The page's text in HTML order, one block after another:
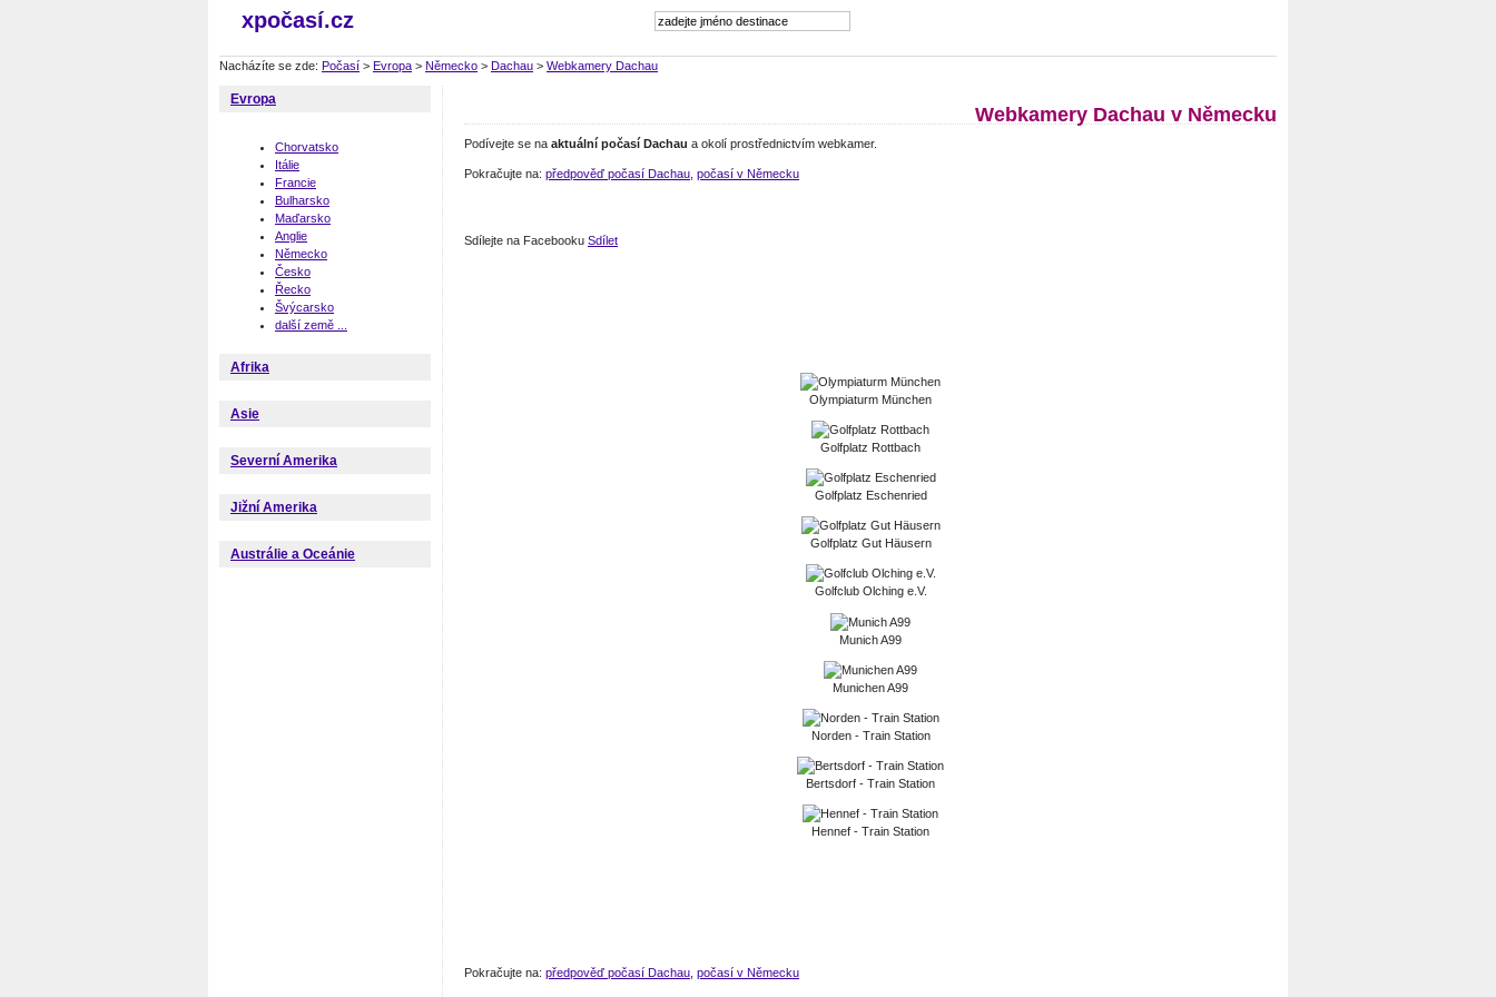
xpočasí.cz
Nacházíte se zde: Počasí > Evropa > Německo > Dachau > Webkamery Dachau
Evropa
Chorvatsko
Itálie
Francie
Bulharsko
Maďarsko
Anglie
Německo
Česko
Řecko
Švýcarsko
další země ...
Afrika
Asie
Severní Amerika
Jižní Amerika
Austrálie a Oceánie
Webkamery Dachau v Německu
Podívejte se na aktuální počasí Dachau a okolí prostřednictvím webkamer.
Pokračujte na: předpověď počasí Dachau počasí v Německu
Sdílejte na Facebooku Sdílet
Olympiaturm München
Golfplatz Rottbach
Golfplatz Eschenried
Golfplatz Gut Häusern
Golfclub Olching e.V.
Munich A99
Munichen A99
Norden - Train Station
Bertsdorf - Train Station
Hennef - Train Station
Pokračujte na: předpověď počasí Dachau počasí v Německu